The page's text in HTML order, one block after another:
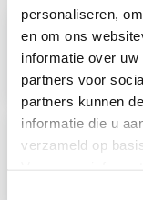
personaliseren,
en om ons
informatie over
partners voor
partners kunnen
informatie die u
verzameld op
Mon
question.
Je